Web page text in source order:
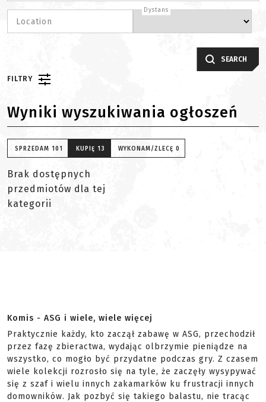
Location
Dystans
SEARCH
FILTRY
Wyniki wyszukiwania ogłoszeń
SPRZEDAM 101 KUPIĘ 13 WYKONAM/ZLECĘ 0
Brak dostępnych
przedmiotów dla tej
kategorii
Komis - ASG i wiele, wiele więcej
Praktycznie każdy, kto zaczął zabawę w ASG, przechodził
przez fazę zbieractwa, wydając olbrzymie pieniądze na
wszystko, co mogło być przydatne podczas gry. Z czasem
wiele kolekcji rozrosło się na tyle, że zaczęły wysypywać
się z szaf i wielu innych zakamarków ku frustracji innych
domowników. Jak pozbyć się takiego balastu, nie tracąc